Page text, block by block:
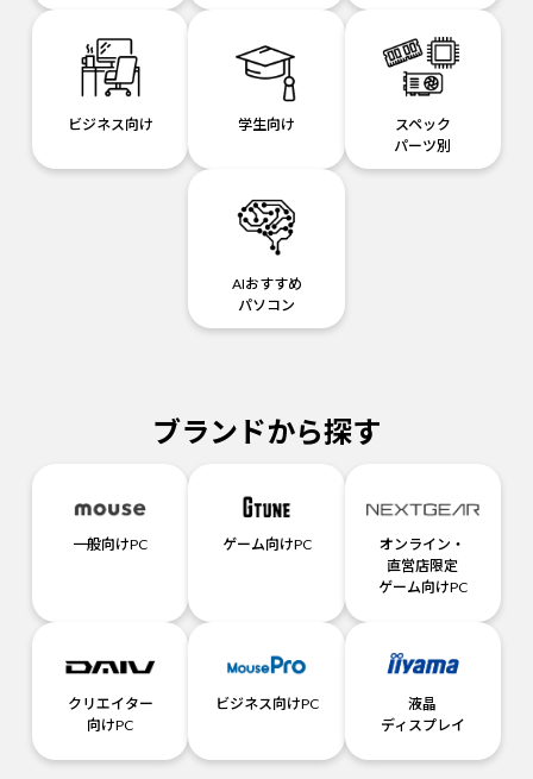
ビジネス向け 学生向け
スペック
パーツ別
AIおすすめ
パソコン
ブランドから探す
一般向けPC ゲーム向けPC
オンライン・
直営店限定
ゲーム向けPC
クリエイター
向けPC
ビジネス向けPC
液晶
ディスプレイ